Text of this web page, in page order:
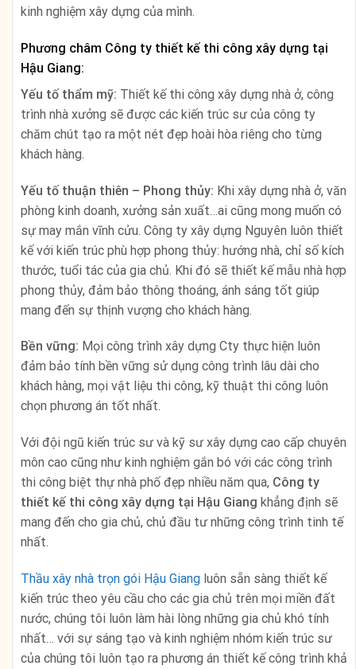
kinh nghiệm xây dựng của mình.
Phương châm Công ty thiết kế thi công xây dựng tại
Hậu Giang:
Yếu tố thẩm mỹ: Thiết kế thi công xây dựng nhà ở, công
trình nhà xưởng sẽ được các kiến trúc sư của công ty
chăm chút tạo ra một nét đẹp hoài hòa riêng cho từng
khách hàng.
Yếu tố thuận thiên – Phong thủy: Khi xây dựng nhà ở, văn
phòng kinh doanh, xưởng sản xuất…ai cũng mong muốn có
sự may mắn vĩnh cửu. Công ty xây dựng Nguyên luôn thiết
kế với kiến trúc phù hợp phong thủy: hướng nhà, chỉ số kích
thước, tuổi tác của gia chủ. Khi đó sẽ thiết kế mẫu nhà hợp
phong thủy, đảm bảo thông thoáng, ánh sáng tốt giúp
mang đến sự thịnh vượng cho khách hàng.
Bền vững: Mọi công trình xây dựng Cty thực hiện luôn
đảm bảo tính bền vững sử dụng công trình lâu dài cho
khách hàng, mọi vật liệu thi công, kỹ thuật thi công luôn
chọn phương án tốt nhất.
Với đội ngũ kiến trúc sư và kỹ sư xây dựng cao cấp chuyên
môn cao cũng như kinh nghiệm gắn bó với các công trình
thi công biệt thự nhà phố đẹp nhiều năm qua, Công ty
thiết kế thi công xây dựng tại Hậu Giang khẳng định sẽ
mang đến cho gia chủ, chủ đầu tư những công trình tinh tế
nhất.
Thầu xây nhà trọn gói Hậu Giang luôn sẵn sàng thiết kế
kiến trúc theo yêu cầu cho các gia chủ trên mọi miền đất
nước, chúng tôi luôn làm hài lòng những gia chủ khó tính
nhất… với sự sáng tạo và kinh nghiệm nhóm kiến trúc sư
của chúng tôi luôn tạo ra phương án thiết kế công trình khả